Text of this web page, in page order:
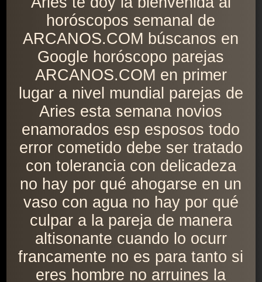
horóscopos semanal de
ARCANOS.COM búscanos en
Google horóscopo parejas
ARCANOS.COM en primer
lugar a nivel mundial parejas de
Aries esta semana novios
enamorados esp esposos todo
error cometido debe ser tratado
con tolerancia con delicadeza
no hay por qué ahogarse en un
vaso con agua no hay por qué
culpar a la pareja de manera
altisonante cuando lo ocurr
francamente no es para tanto si
eres hombre no arruines la